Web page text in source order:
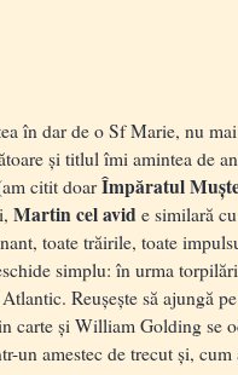
în dar de o Sf Marie, nu mai
și titlul îmi amintea de
citit doar Împăratul
Martin cel avid e similară cu
toate trăirile, toate
simplu: în urma
Reușește să ajungă
carte și William Golding se
un amestec de trecut și,